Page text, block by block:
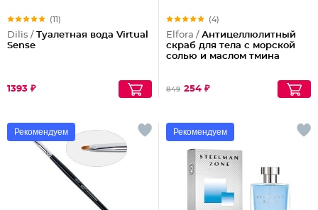
(11)
Dilis / Туалетная вода Virtual
Sense
1393 ₽
(4)
Elfora / Антицеллюлитный
скраб для тела с морской
солью и маслом тмина
849 254 ₽
Рекомендуем Рекомендуем